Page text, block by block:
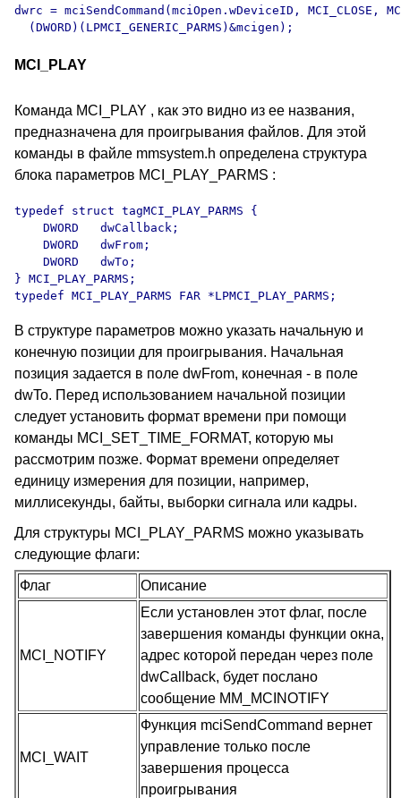
dwrc = mciSendCommand(mciOpen.wDeviceID, MCI_CLOSE,
  (DWORD)(LPMCI_GENERIC_PARMS)&mcigen);
MCI_PLAY
Команда MCI_PLAY , как это видно из ее названия,
предназначена для проигрывания файлов. Для этой
команды в файле mmsystem.h определена структура
блока параметров MCI_PLAY_PARMS :
typedef struct tagMCI_PLAY_PARMS {
    DWORD   dwCallback;
    DWORD   dwFrom;
    DWORD   dwTo;
} MCI_PLAY_PARMS;
typedef MCI_PLAY_PARMS FAR *LPMCI_PLAY_PARMS;
В структуре параметров можно указать начальную и
конечную позиции для проигрывания. Начальная
позиция задается в поле dwFrom, конечная - в поле
dwTo. Перед использованием начальной позиции
следует установить формат времени при помощи
команды MCI_SET_TIME_FORMAT, которую мы
рассмотрим позже. Формат времени определяет
единицу измерения для позиции, например,
миллисекунды, байты, выборки сигнала или кадры.
Для структуры MCI_PLAY_PARMS можно указывать
следующие флаги:
Флаг Описание
MCI_NOTIFY
Если установлен этот флаг, после
завершения команды функции окна,
адрес которой передан через поле
dwCallback, будет послано
сообщение MM_MCINOTIFY
MCI_WAIT
Функция mciSendCommand вернет
управление только после
завершения процесса
проигрывания